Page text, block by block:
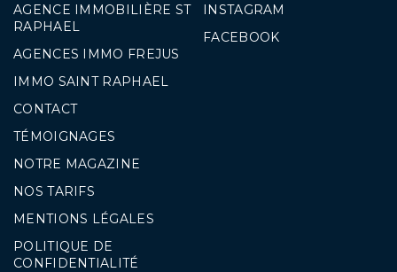
AGENCE IMMOBILIÈRE ST
RAPHAEL
AGENCES IMMO FREJUS
IMMO SAINT RAPHAEL
CONTACT
TÉMOIGNAGES
NOTRE MAGAZINE
NOS TARIFS
MENTIONS LÉGALES
POLITIQUE DE
CONFIDENTIALITÉ
INSTAGRAM
FACEBOOK